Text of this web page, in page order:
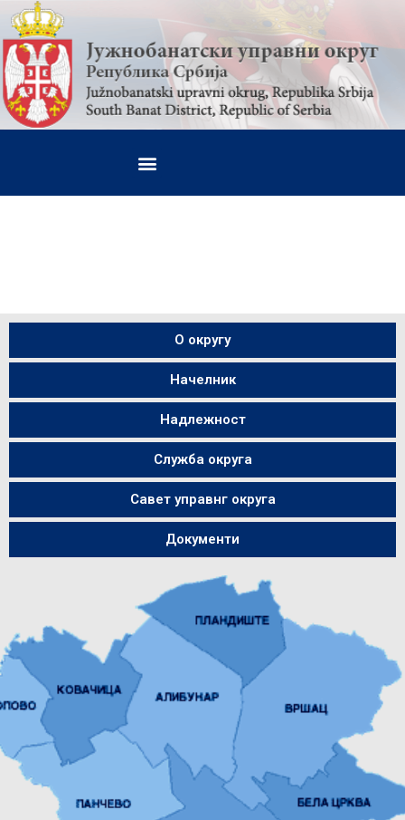
О округу
Начелник
Надлежност
Служба округа
Савет управнг округа
Документи